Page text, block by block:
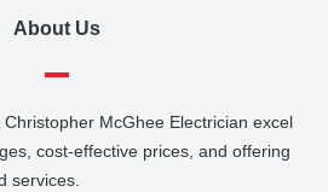
About Us
McGhee Electrician excel
cost-effective prices, and offering
services.